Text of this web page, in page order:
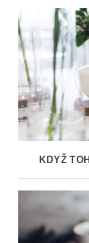
KDYŽ